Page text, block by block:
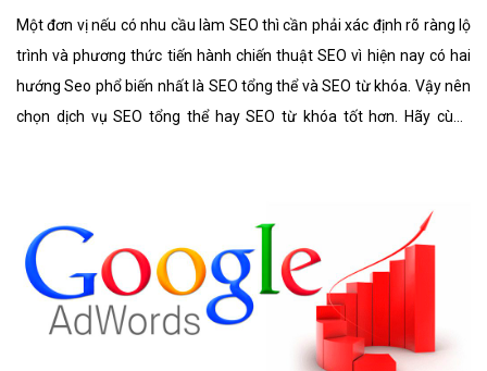
Một đơn vị nếu có nhu cầu làm SEO thì cần phải xác định rõ ràng lộ
trình và phương thức tiến hành chiến thuật SEO vì hiện nay có hai
hướng Seo phổ biến nhất là SEO tổng thể và SEO từ khóa. Vậy nên
chọn dịch vụ SEO tổng thể hay SEO từ khóa tốt hơn. Hãy cùng